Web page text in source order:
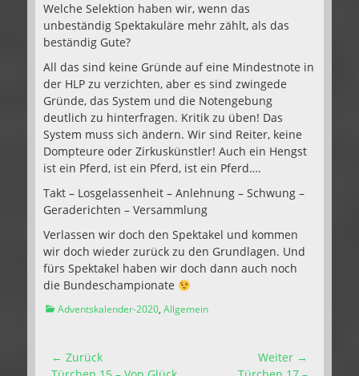
Welche Selektion haben wir, wenn das
unbeständig Spektakuläre mehr zählt, als das
beständig Gute?
All das sind keine Gründe auf eine Mindestnote in
der HLP zu verzichten, aber es sind zwingede
Gründe, das System und die Notengebung
deutlich zu hinterfragen. Kritik zu üben! Das
System muss sich ändern. Wir sind Reiter, keine
Dompteure oder Zirkuskünstler! Auch ein Hengst
ist ein Pferd, ist ein Pferd, ist ein Pferd….
Takt – Losgelassenheit – Anlehnung – Schwung –
Geraderichten – Versammlung
Verlassen wir doch den Spektakel und kommen
wir doch wieder zurück zu den Grundlagen. Und
fürs Spektakel haben wir doch dann auch noch
die Bundeschampionate
Kategorien
Adventskalender-2020, Allgemein
Beitragsnavigation
← Zurück
Weiter →